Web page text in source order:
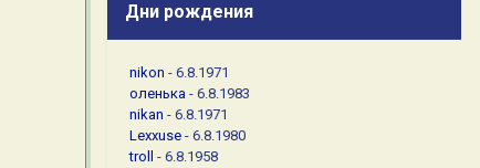
Дни рождения
nikon - 6.8.1971
оленька - 6.8.1983
nikan - 6.8.1971
Lexxuse - 6.8.1980
troll
- 6.8.1958